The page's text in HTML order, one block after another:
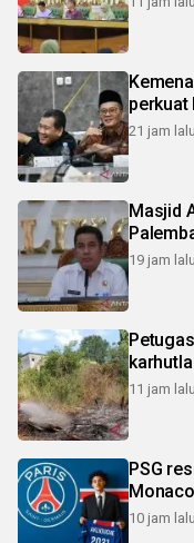
perkuat
21 jam lalu
Masjid
19 jam lalu
11 jam lalu
PSG
10 jam lalu